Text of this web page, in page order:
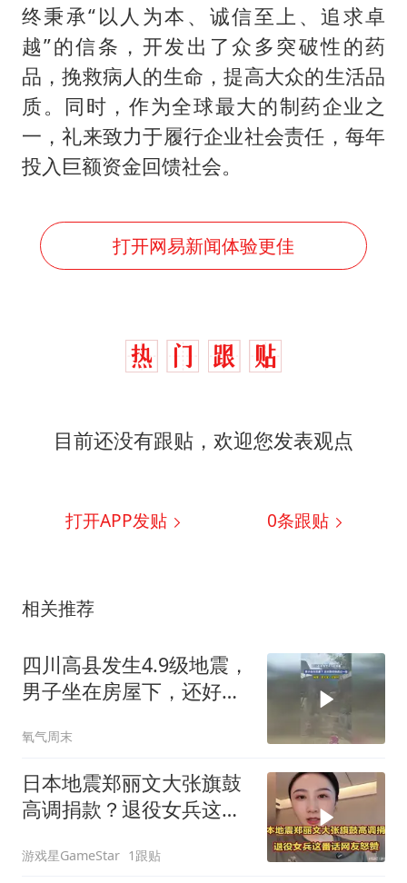
终秉承“以人为本、诚信至上、追求卓
越”的信条，开发出了众多突破性的药
品，挽救病人的生命，提高大众的生活品
质。同时，作为全球最大的制药企业之
一，礼来致力于履行企业社会责任，每年
投入巨额资金回馈社会。
打开网易新闻体验更佳
目前还没有跟贴，欢迎您发表观点
打开APP发贴 0条跟贴
相关推荐
四川高县发生4.9级地震，
男子坐在房屋下，还好跑
氧气周末
日本地震郑丽文大张旗鼓
高调捐款？退役女兵这番
游戏星GameStar 1跟贴